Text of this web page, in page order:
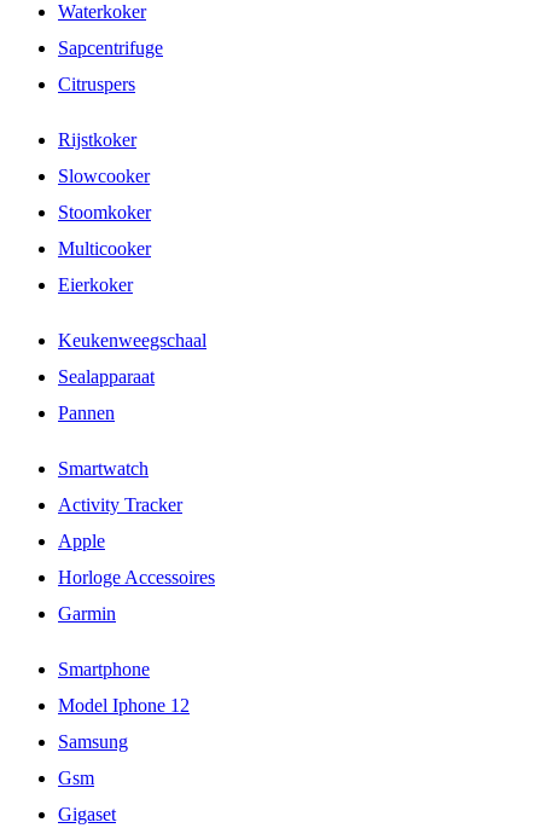
Waterkoker
Sapcentrifuge
Citruspers
Rijstkoker
Slowcooker
Stoomkoker
Multicooker
Eierkoker
Keukenweegschaal
Sealapparaat
Pannen
Smartwatch
Activity Tracker
Apple
Horloge Accessoires
Garmin
Smartphone
Model Iphone 12
Samsung
Gsm
Gigaset